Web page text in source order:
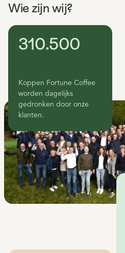
Wie zijn wij?
310.500
Koppen Fortune Coffee
worden dagelijks
gedronken door onze
klanten.